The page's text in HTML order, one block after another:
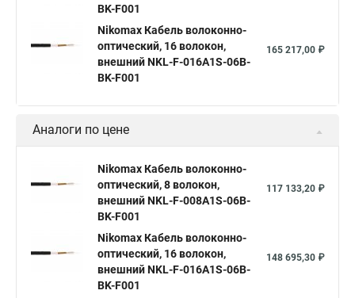
BK-F001
Nikomax Кабель волоконно-
оптический, 16 волокон,
внешний NKL-F-016A1S-06B-
BK-F001
165 217,00 ₽
Аналоги по цене
Nikomax Кабель волоконно-
оптический, 8 волокон,
внешний NKL-F-008A1S-06B-
BK-F001
117 133,20 ₽
Nikomax Кабель волоконно-
оптический, 16 волокон,
внешний NKL-F-016A1S-06B-
BK-F001
148 695,30 ₽